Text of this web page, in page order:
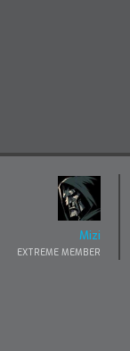
Mizi
EXTREME MEMBER